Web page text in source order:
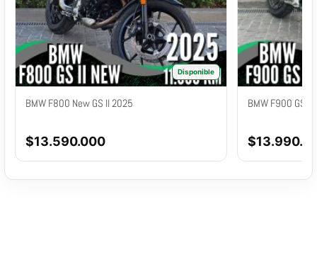
Disponible
BMW F800 New GS II 2025
$13.590.000
BMW F900 GS II
$